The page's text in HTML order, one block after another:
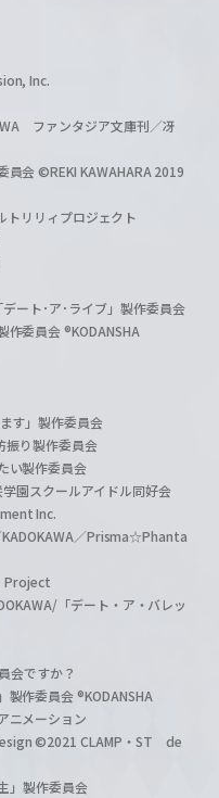
Inc.
ファンタジア文庫刊／冴
会 ©REKI KAWAHARA 2019
トリリィプロジェクト
ート･ア･ライブ」製作委員会
委員会 ®KODANSHA
す」製作委員会
り製作委員会
い製作委員会
園スクールアイドル同好会
Inc.
／Prisma☆Phanta
Project
「デート・ア・バレッ
会ですか？
作委員会 ®KODANSHA
ニメーション
©2021 CLAMP・ST de
」製作委員会